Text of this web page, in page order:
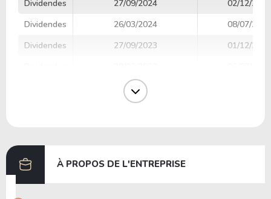
Dividendes
27/09/2024
02/12/2024
Dividendes
26/03/2024
08/07/2024
Dividendes
27/09/2023
01/12/2023
28/09/2022
À PROPOS DE L'ENTREPRISE